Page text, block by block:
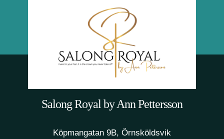
Salong Royal by Ann Pettersson
Köpmangatan 9B, Örnsköldsvik